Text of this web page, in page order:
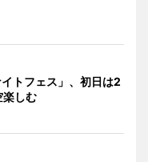
トフェス」、初日は2
しむ